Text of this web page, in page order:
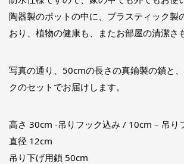
陶器製のポットの中に、プラスティック製
おり、植物の健康も、またお部屋の清潔さ
写真の通り、50cmの長さの真鍮製の鎖と
クのセットでお届けします。
高さ 30cm -吊りフック込み / 10cm – 吊り
直径 12cm
吊り下げ用鎖 50cm